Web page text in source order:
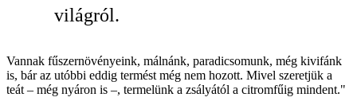
világról.
Vannak fűszernövényeink, málnánk, paradicsomunk, még kivifánk
is, bár az utóbbi eddig termést még nem hozott. Mivel szeretjük a
teát – még nyáron is –, termelünk a zsályától a citromfűig mindent."